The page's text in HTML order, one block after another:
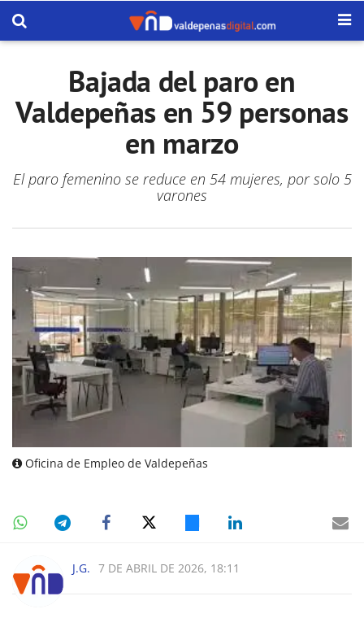
Bajada del paro en
Valdepeñas en 59 personas
en marzo
El paro femenino se reduce en 54 mujeres, por solo 5
varones
Oficina de Empleo de Valdepeñas
J.G. 7 DE ABRIL DE 2026, 18:11